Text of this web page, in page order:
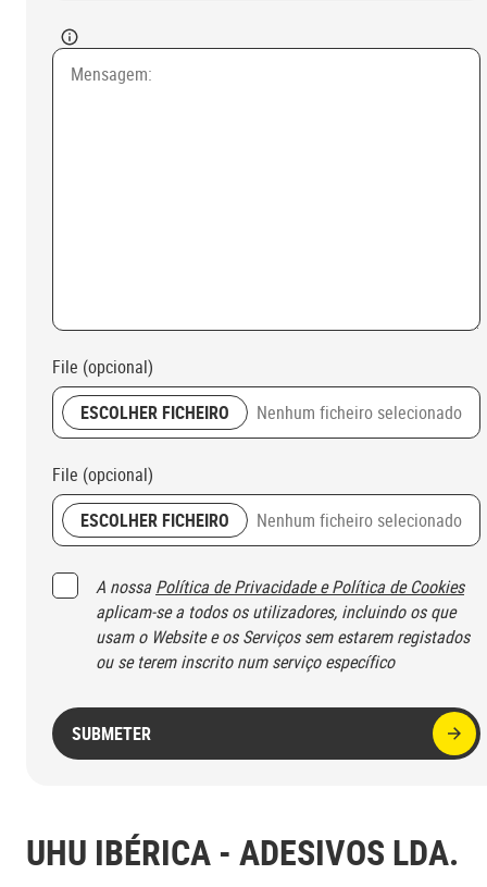
File (opcional)
ESCOLHER FICHEIRO
Nenhum ficheiro selecionado
File (opcional)
ESCOLHER FICHEIRO
Nenhum ficheiro selecionado
(opcional)A nossaPolítica de Privacidade e Política de Cookies
aplicam-se a todos os utilizadores, incluindo os que
usam o Website e os Serviços sem estarem registados
ou se terem inscrito num serviço específico​
SUBMETER
UHU IBÉRICA - ADESIVOS LDA.